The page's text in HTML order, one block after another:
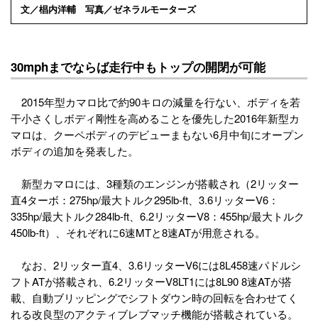
文／椙内洋輔 写真／ゼネラルモーターズ
30mphまでならば走行中もトップの開閉が可能
2015年型カマロ比で約90キロの減量を行ない、ボディを若
干小さくしボディ剛性を高めることを優先した2016年新型カ
マロは、クーペボディのデビューまもない6月中旬にオープン
ボディの追加を発表した。
新型カマロには、3種類のエンジンが搭載され（2リッター
直4ターボ：275hp/最大トルク295lb-ft、3.6リッターV6：
335hp/最大トルク284lb-ft、6.2リッターV8：455hp/最大トルク
450lb-ft）、それぞれに6速MTと8速ATが用意される。
なお、2リッター直4、3.6リッターV6には8L458速パドルシ
フトATが搭載され、6.2リッターV8LT1には8L90 8速ATが搭
載、自動ブリッピングでシフトダウン時の回転を合わせてく
れる改良型のアクティブレブマッチ機能が搭載されている。